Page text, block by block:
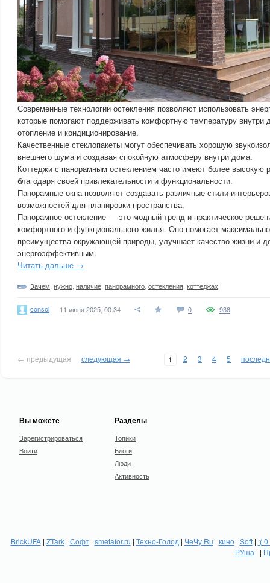
Современные технологии остекления позволяют использовать
которые помогают поддерживать комфортную температуру внутри
отопление и кондиционирование.
Качественные стеклопакеты могут обеспечивать хорошую
внешнего шума и создавая спокойную атмосферу внутри дома.
Коттеджи с панорамным остеклением часто имеют более высокую
благодаря своей привлекательности и функциональности.
Панорамные окна позволяют создавать различные стили
возможностей для планировки пространства.
Панорамное остекление — это модный тренд и практическое
комфортного и функционального жилья. Оно помогает
преимущества окружающей природы, улучшает качество жизни и
энергоэффективным.
Читать дальше →
Зачем нужно наличие панорамного остекления коттеджах
consol 11 июня 2025, 00:34 0 938
← предыдущая следующая → 1 2 3 4 5
Вы можете
Зарегистрироваться
Войти
Разделы
Топики
Блоги
Люди
Активность
BrickUFA| ZTark| Софт| smetafor.ru | Техно-Голод | ЧеЧу.Ru | кино| Soft| :(
РУша | |